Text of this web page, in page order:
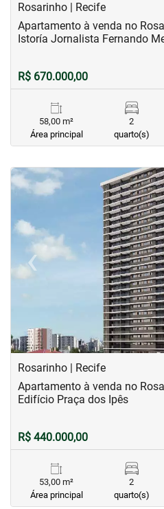
Rosarinho | Recife
Apartamento à venda no
Istoría Jornalista Fernando
R$ 670.000,00
58,00 m²
Área principal
2
quarto(s)
<< <<
‹Previous
Rosarinho | Recife
Apartamento à venda no
Edifício Praça dos Ipês
R$ 440.000,00
53,00 m²
Área principal
2
quarto(s)